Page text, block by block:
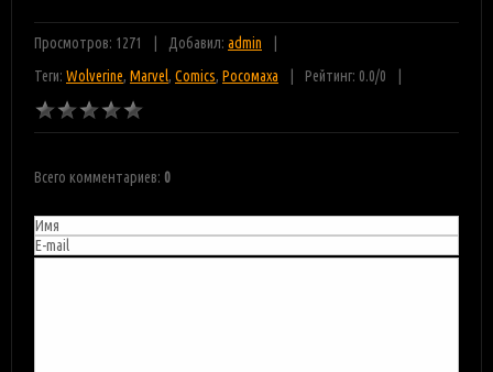
Просмотров: 1271 Добавил: admin
Теги: Wolverine, Marvel, Comics, Росомаха Рейтинг: 0.0/0
Всего комментариев: 0